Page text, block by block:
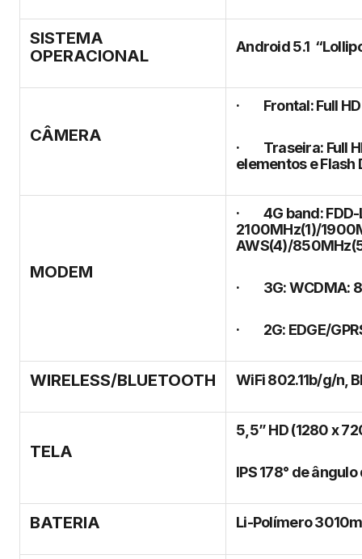
SISTEMA
OPERACIONAL
Android 5.1
CÂMERA
· Frontal: Full HD
· Traseira: Full
elementos e Flash
MODEM
· 4G band: FDD-
2100MHz(1)/
AWS(4)/
· 3G: WCDMA:
· 2G: EDGE/
WIRELESS/BLUETOOTH WiFi 802.11b/g/n,
TELA
5,5” HD (1280 x
IPS 178° de
BATERIA Li-Polímero